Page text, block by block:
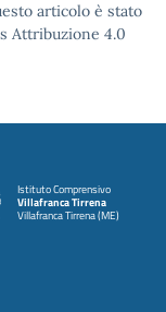
articolo è stato
Attribuzione 4.0
Istituto Comprensivo
Villafranca Tirrena
Villafranca Tirrena (ME)